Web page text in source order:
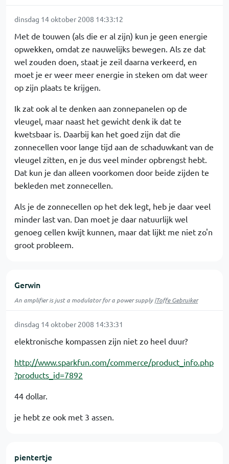
dinsdag 14 oktober 2008 14:33:12
Met de touwen (als die er al zijn) kun je geen energie
opwekken, omdat ze nauwelijks bewegen. Als ze dat
wel zouden doen, staat je zeil daarna verkeerd, en
moet je er weer meer energie in steken om dat weer
op zijn plaats te krijgen.
Ik zat ook al te denken aan zonnepanelen op de
vleugel, maar naast het gewicht denk ik dat te
kwetsbaar is. Daarbij kan het goed zijn dat die
zonnecellen voor lange tijd aan de schaduwkant van de
vleugel zitten, en je dus veel minder opbrengst hebt.
Dat kun je dan alleen voorkomen door beide zijden te
bekleden met zonnecellen.
Als je de zonnecellen op het dek legt, heb je daar veel
minder last van. Dan moet je daar natuurlijk wel
genoeg cellen kwijt kunnen, maar dat lijkt me niet zo'n
groot probleem.
Gerwin
An amplifier is just a modulator for a power supply |Toffe Gebruiker
dinsdag 14 oktober 2008 14:33:31
elektronische kompassen zijn niet zo heel duur?
http://www.sparkfun.com/commerce/product_info.php
?products_id=7892
44 dollar.
je hebt ze ook met 3 assen.
pientertje